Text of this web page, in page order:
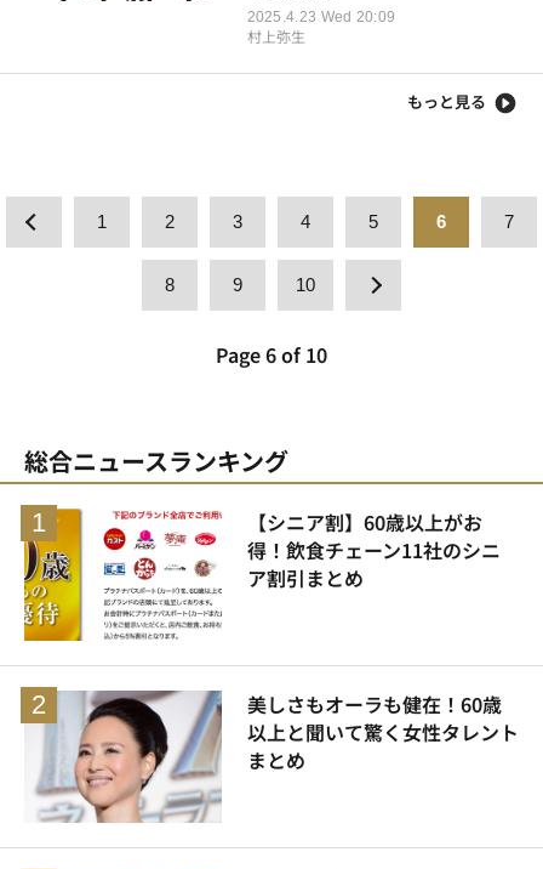
2025.4.23 Wed 20:09
村上弥生
もっと見る
1 2 3 4 5 6 7
8 9 10
Page 6 of 10
総合ニュースランキング
【シニア割】60歳以上がお
得！飲食チェーン11社のシニ
ア割引まとめ
美しさもオーラも健在！60歳
以上と聞いて驚く女性タレント
まとめ